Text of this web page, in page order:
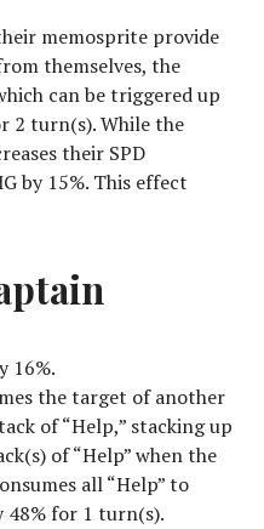
memosprite provide
themselves, the
can be triggered up
2 turn(s). While the
their SPD
by 15%. This effect
16%.
the target of another
of “Help,” stacking up
of “Help” when the
all “Help” to
48% for 1 turn(s).